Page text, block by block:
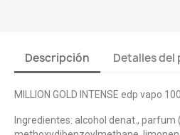
Descripción Detalles
MILLION GOLD INTENSE edp vapo
Ingredientes: alcohol denat.,